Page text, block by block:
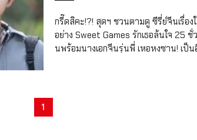
กรี๊ดสิคะ!?! สุดฯ ชวนตามดู ซีรี่ย์จีนเรื่อง
อย่าง Sweet Games รักเธอล้นใจ 25 ชั่
นพร้อมนางเอกจีนรุ่นพี่ เหอหงซาน! เป็
1